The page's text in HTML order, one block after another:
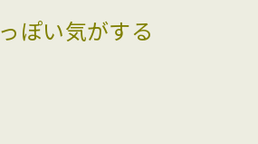
っぽい気がする